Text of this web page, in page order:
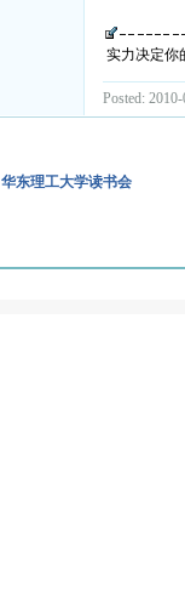
实力决定你
Posted:
华东理工大学读书会